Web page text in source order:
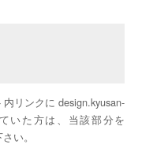
リンクに design.kyusan-
いた方は、当該部分を
い。